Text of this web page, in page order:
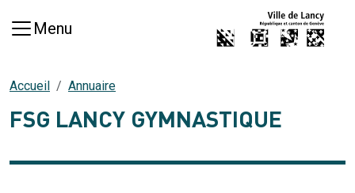
Menu
Accueil Annuaire
FSG LANCY GYMNASTIQUE